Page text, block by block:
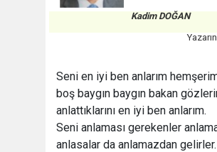
Kadim DOĞAN
Seni en iyi ben anlarım
boş baygın baygın bakan
anlattıklarını en iyi ben anlarım.
Seni anlaması gerekenler
anlasalar da anlamazdan